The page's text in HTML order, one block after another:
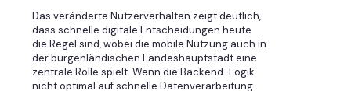
Das veränderte Nutzerverhalten zeigt deutlich,
dass schnelle digitale Entscheidungen heute
die Regel sind, wobei die mobile Nutzung auch in
der burgenländischen Landeshauptstadt eine
zentrale Rolle spielt. Wenn die Backend-Logik
nicht optimal auf schnelle Datenverarbeitung